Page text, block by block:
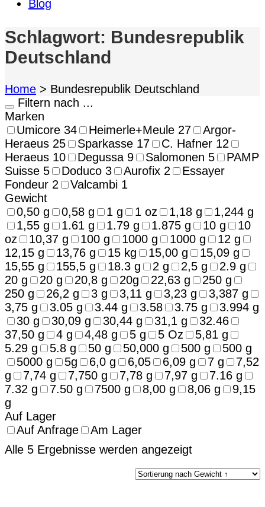
Blog
Schlagwort: Bundesrepublik
Deutschland
Home > Bundesrepublik Deutschland
Filtern nach ...
Marken
Umicore 34 Heimerle+Meule 27
Argor-
Heraeus 25 Sparkasse 17 C. Hafner 12
Heraeus 10 Degussa 9 Salomonen 5
PAMP
Suisse 5 Doduco 3 Aurofix 2
Essayer
Fondeur 2 Valcambi 1
Gewicht
0,50 g
0,58 g 1 g 1 oz 1,18 g
1,244 g
1,55 g
1.61 g 1.79 g 1.875 g 10 g
10
oz
10,37 g 100 g 1000 g 1000 g
12 g
12,15 g
13,76 g 15 kg 15,00 g
15,09 g
15,55 g
155,5 g 18.3 g 2 g 2,5 g
2.9 g
20 g
20 g 20,8 g 20g 22,63 g
250 g
250 g
26,2 g 3 g 3,11 g 3,23 g
3,387 g
3,75 g
3.05 g 3.44 g 3.58 3.75 g
3.994 g
30 g
30,09 g 30,44 g 31,1 g
32.46
37,50 g
4 g 4,48 g 5 g 5 Oz
5,81 g
5.29 g
5.8 g 50 g 50,000 g 500 g
500 g
5000 g
5g 6,0 g 6,05 6,09 g 7 g
7,52
g
7,74 g 7,750 g 7,78 g 7,97 g
7.16 g
7.32 g
7.50 g 7500 g 8,00 g 8,06 g
9,15
g
Auf Lager
Auf Anfrage
Am Lager
Alle 5 Ergebnisse werden angezeigt